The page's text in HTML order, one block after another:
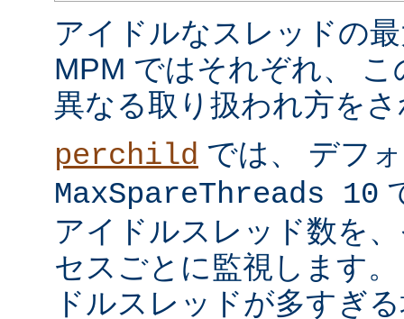
アイドルなスレッドの
MPM ではそれぞれ、
異なる取り扱われ方を
perchild では、 デフ
MaxSpareThreads 10
アイドルスレッド数を
セスごとに監視します
ドルスレッドが多すぎ